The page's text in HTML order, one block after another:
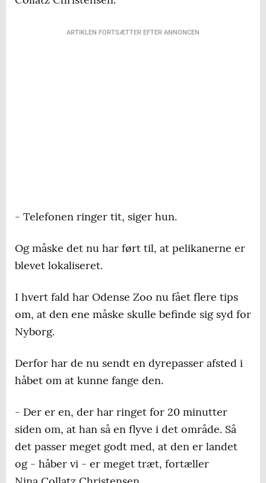
ARTIKLEN FORTSÆTTER EFTER ANNONCEN
- Telefonen ringer tit, siger hun.
Og måske det nu har ført til, at pelikanerne er
blevet lokaliseret.
I hvert fald har Odense Zoo nu fået flere tips
om, at den ene måske skulle befinde sig syd for
Nyborg.
Derfor har de nu sendt en dyrepasser afsted i
håbet om at kunne fange den.
- Der er en, der har ringet for 20 minutter
siden om, at han så en flyve i det område. Så
det passer meget godt med, at den er landet
og - håber vi - er meget træt, fortæller